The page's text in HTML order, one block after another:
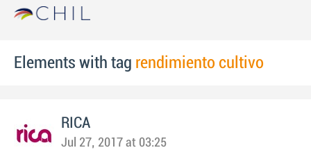
Elements with tag rendimiento cultivo
RICA
Jul 27, 2017 at 03:25